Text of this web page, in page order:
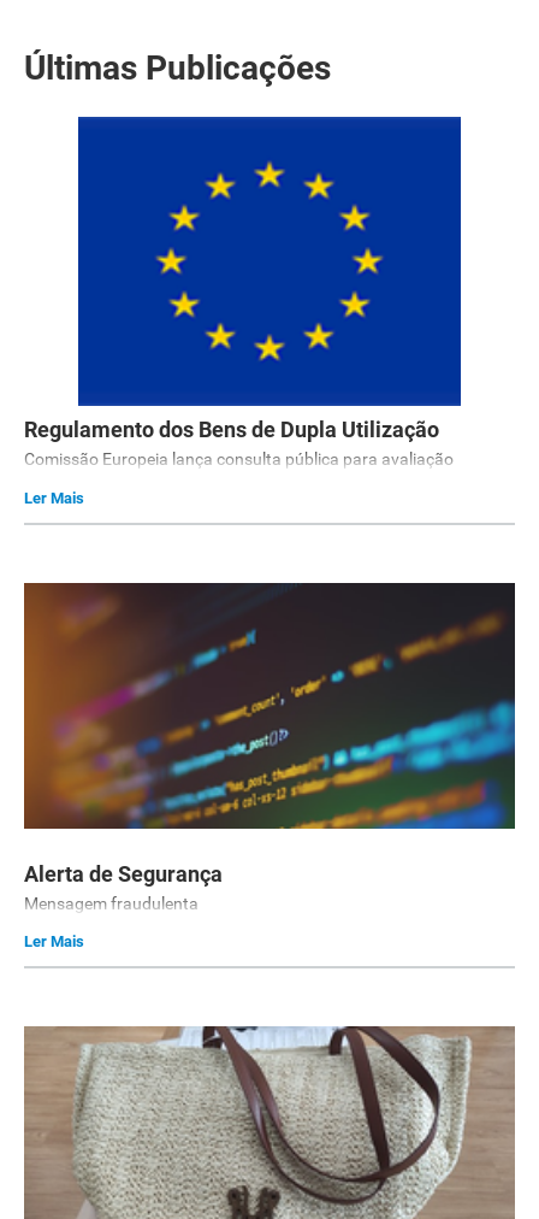
Últimas Publicações
Regulamento dos Bens de Dupla Utilização
Comissão Europeia lança consulta pública para avaliação
Ler Mais
Alerta de Segurança
Mensagem fraudulenta
Ler Mais